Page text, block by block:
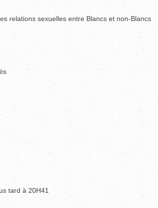
relations sexuelles entre Blancs et non-Blancs
tard à 20H41